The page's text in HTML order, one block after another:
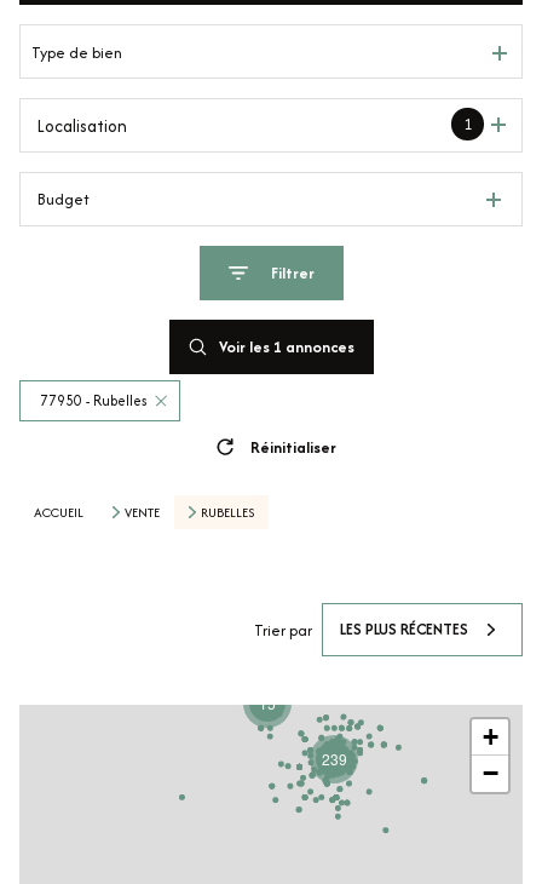
De l'immo pro
Type de bien
1
Localisation
Budget
Filtrer
Voir les 1 annonces
77950 - Rubelles
Réinitialiser
ACCUEIL VENTE RUBELLES
Trier par LES PLUS RÉCENTES
15
239
+
−